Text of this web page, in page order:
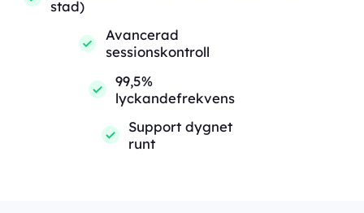
stad)
Avancerad
sessionskontroll
99,5%
lyckandefrekvens
Support dygnet
runt